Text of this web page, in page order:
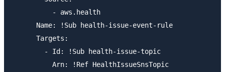
          - aws.health
      Name: !Sub health-issue-event-rule
      Targets:
        - Id: !Sub health-issue-topic